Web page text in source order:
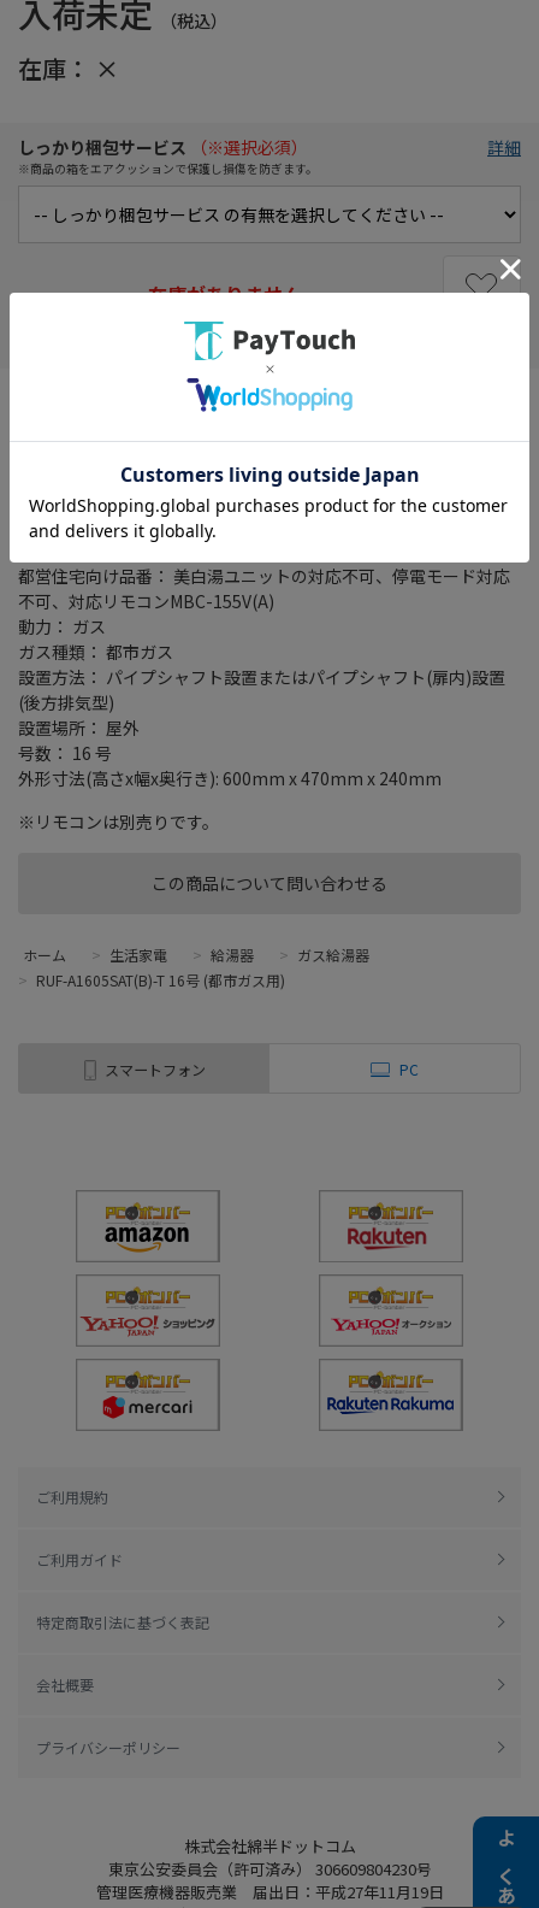
入荷未定 （税込）
在庫： ×
この商品について問い合わせる
しっかり梱包サービス （※選択必須）
※商品の箱をエアクッションで保護し損傷を防ぎます。
詳細
在庫がありません
※ご自身での据付け・移設工事は厳禁です。
据付け工事は専門業者にご依頼ください。
※浴室リモコンは別売りです。
取付の際は対応するリモコンが必要となりますので別途お買い求
都営住宅向け品番： 美白湯ユニットの対応不可、停電モード対応
不可、対応リモコンMBC-155V(A)
動力： ガス
ガス種類： 都市ガス
設置方法： パイプシャフト設置またはパイプシャフト(扉内)設置
(後方排気型)
設置場所： 屋外
号数： 16 号
外形寸法(高さx幅x奥行き): 600mm x 470mm x 240mm
※リモコンは別売りです。
ホーム > 生活家電 > 給湯器 > ガス給湯器
> RUF-A1605SAT(B)-T 16号 (都市ガス用)
スマートフォン PC
ご利用規約
ご利用ガイド
特定商取引法に基づく表記
会社概要
プライバシーポリシー
株式会社綿半ドットコム
東京公安委員会（許可済み） 306609804230号
管理医療機器販売業 届出日：平成27年11月19日